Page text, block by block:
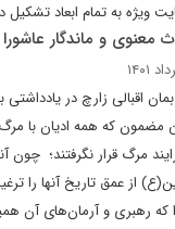
ویژه به تمام ابعاد تشکیل
معنوی و ماندگار عاشورا
اقبالی زارچ در
مضمون که همه ادیان با
مرگ قرار نگرفتند؛ چون
از عمق تاریخ آنها را
که رهبری و آرمان‌های آن